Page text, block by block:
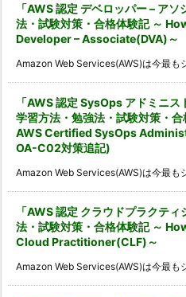
「AWS 認定 デベロッパー – ア
法・試験対策・合格体験記 ～
Developer – Associate(DVA)～
Amazon Web Services(AWS)は今最も
「AWS 認定 SysOps アドミニ
学習方法・勉強法・試験対策・
AWS Certified SysOps
OA-C02対策追記)
Amazon Web Services(AWS)は今最も
「AWS 認定 クラウドプラクテ
法・試験対策・合格体験記 ～
Cloud Practitioner(CLF)～
Amazon Web Services(AWS)は今最も